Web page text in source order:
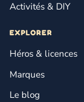
Activités & DIY
EXPLORER
Héros & licences
Marques
Le blog